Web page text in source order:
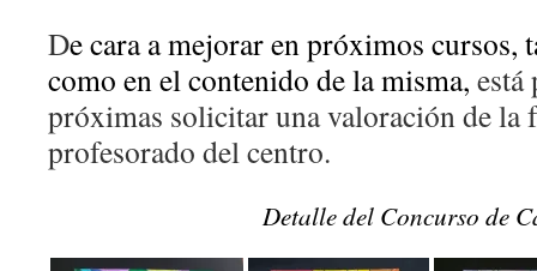
De cara a mejorar en próximos cursos,
como en el contenido de la misma, está
próximas solicitar una valoración de la
profesorado del centro.
Detalle del Concurso de